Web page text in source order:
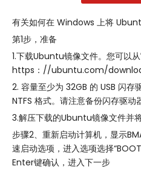
有关如何在 Windows 上将
第1步，准备
1.下载Ubuntu镜像文件。您可以
https： //ubuntu.com/
2. 容量至少为 32GB 的 USB 闪存
NTFS 格式。请注意备份闪存驱动
3.解压下载的Ubuntu镜像文件并
步骤2、重新启动计算机，显示
速启动选项，进入选项选择
Enter键确认，进入下一步